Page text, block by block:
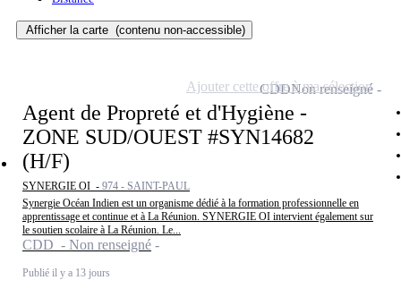
Afficher la carte (contenu non-accessible)
Agent de Propreté et d'Hygiène -
ZONE SUD/OUEST #SYN14682
(H/F)
SYNERGIE OI - 974 - SAINT-PAUL
Synergie Océan Indien est un organisme dédié à la formation professionnelle en
apprentissage et continue et à La Réunion. SYNERGIE OI intervient également sur
le soutien scolaire à La Réunion. Le...
CDD - Non renseigné
Publié il y a 13 jours
CDDNon renseigné
Ajouter cette offre à ma sélection